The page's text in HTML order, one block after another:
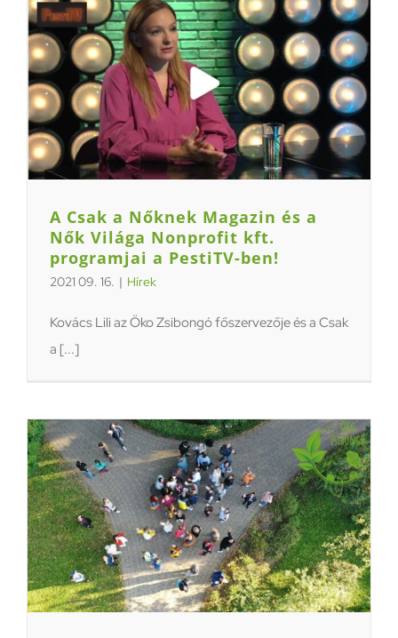
A Csak a Nőknek Magazin és a
Nők Világa Nonprofit kft.
programjai a PestiTV-ben!
2021 09. 16. | Hírek
Kovács Lili az Öko Zsibongó főszervezője és a Csak
a [...]